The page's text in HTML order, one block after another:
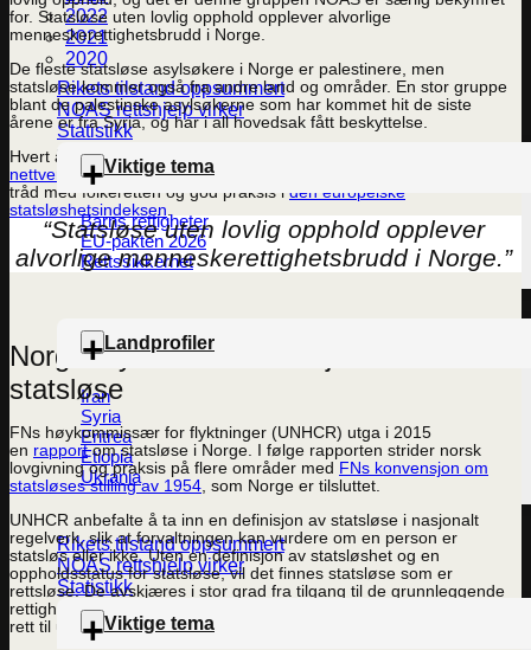
2022
2021
2020
Rikets tilstand oppsummert
NOAS rettshjelp virker
Statistikk
Viktige tema
Barns rettigheter
EU-pakten 2026
Rettssikkerhet
Landprofiler
Iran
Syria
Eritrea
Etiopia
Ukrania
Rikets tilstand oppsummert
NOAS rettshjelp virker
Statistikk
Viktige tema
for. Statsløse uten lovlig opphold opplever alvorlige
menneskerettighetsbrudd i Norge.
De fleste statsløse asylsøkere i Norge er palestinere, men
statsløse kommer også fra andre land og områder. En stor gruppe
blant de palestinske asylsøkerne som har kommet hit de siste
årene er fra Syria, og har i all hovedsak fått beskyttelse.
Hvert år vurderer NOAS og sivilsamfunnsalliansen
nettverket for statsløseom Norges behandling av statsløse er i
tråd med folkeretten og god praksis i den europeiske
statsløshetsindeksen
“Statsløse uten lovlig opphold opplever
alvorlige menneskerettighetsbrudd i Norge.”
Norge bryter FN-konvensjon om
statsløse
FNs høykommissær for flyktninger (UNHCR) utga i 2015
en rapportom statsløse i Norge. I følge rapporten strider norsk
lovgivning og praksis på flere områder med FNs konvensjon om
statsløses stilling av 1954, som Norge er tilsluttet.
UNHCR anbefalte å ta inn en definisjon av statsløse i nasjonalt
regelverk, slik at forvaltningen kan vurdere om en person er
statsløs eller ikke. Uten en definisjon av statsløshet og en
oppholdsstatus for statsløse, vil det finnes statsløse som er
rettsløse. De avskjæres i stor grad fra tilgang til de grunnleggende
rettigheter som statsløskonvensjonen fra 1954 foreskriver, som
rett til utdanning, legehjelp, arbeid og bevegelsesfrihet.